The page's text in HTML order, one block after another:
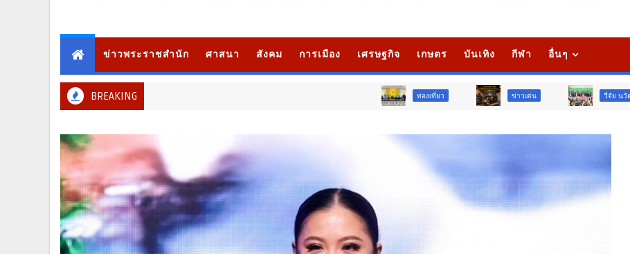
ข่าวพระราชสำนัก ศาสนา สังคม การเมือง เศรษฐกิจ เกษตร บันเทิง กีฬา อื่นๆ
BREAKING วืจัย นวัตกรรม